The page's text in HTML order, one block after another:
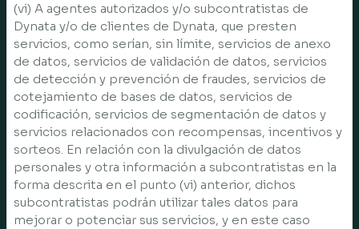
(vi) A agentes autorizados y/o subcontratistas de
Dynata y/o de clientes de Dynata, que presten
servicios, como serían, sin límite, servicios de anexo
de datos, servicios de validación de datos, servicios
de detección y prevención de fraudes, servicios de
cotejamiento de bases de datos, servicios de
codificación, servicios de segmentación de datos y
servicios relacionados con recompensas, incentivos y
sorteos. En relación con la divulgación de datos
personales y otra información a subcontratistas en la
forma descrita en el punto (vi) anterior, dichos
subcontratistas podrán utilizar tales datos para
mejorar o potenciar sus servicios, y en este caso